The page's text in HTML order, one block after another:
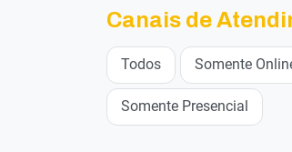
Canais de
Todos Somente
Somente Presencial